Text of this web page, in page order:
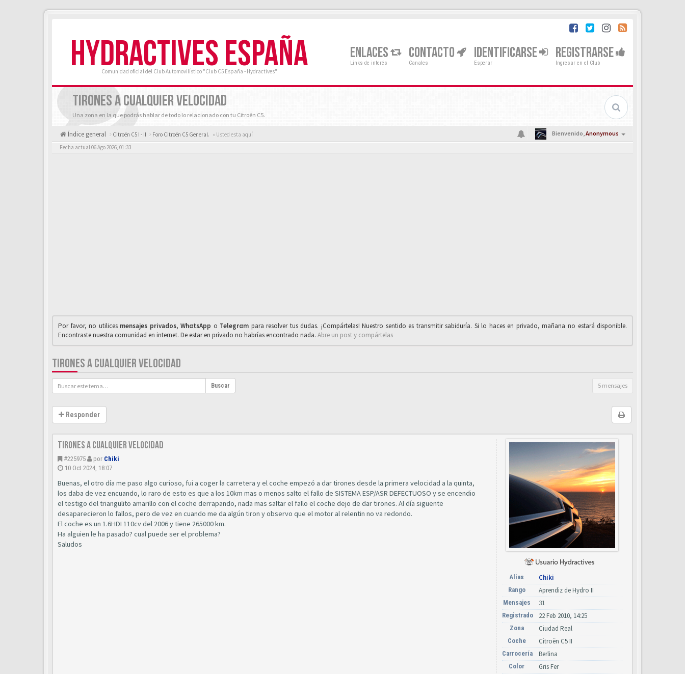
HYDRACTIVES ESPAÑA
Comunidad oficial del Club Automovilístico "Club C5 España - Hydractives"
ENLACES
Links de interés
CONTACTO
Canales
IDENTIFICARSE
Esperar
REGISTRARSE
Ingresar en el Club
TIRONES A CUALQUIER VELOCIDAD
Una zona en la que podrás hablar de todo lo relacionado con tu Citroën C5.
Índice general Citroën C5 I - II Foro Citroën C5 General. « Usted esta aquí Bienvenido,Anonymous
Fecha actual 06 Ago 2026, 01:33
Por favor, no utilices mensajes privados,WhαtsApp o Telegrαm para resolver tus dudas. ¡Compártelas! Nuestro sentido es transmitir sabiduría. Si lo haces en privado, mañana no estará disponible.
Encontraste nuestra comunidad en internet. De estar en privado no habrías encontrado nada. Abre un post y compártelas
TIRONES A CUALQUIER VELOCIDAD
Buscar 5 mensajes
Responder
Tirones a cualquier velocidad
#225975 por Chiki
10 Oct 2024, 18:07
Buenas, el otro día me paso algo curioso, fui a coger la carretera y el coche empezó a dar tirones desde la primera velocidad a la quinta,
los daba de vez encuando, lo raro de esto es que a los 10km mas o menos salto el fallo de SISTEMA ESP/ASR DEFECTUOSO y se encendio
el testigo del triangulito amarillo con el coche derrapando, nada mas saltar el fallo el coche dejo de dar tirones. Al día siguente
desaparecieron lo fallos, pero de vez en cuando me da algún tiron y observo que el motor al relentin no va redondo.
El coche es un 1.6HDI 110cv del 2006 y tiene 265000 km.
Ha alguien le ha pasado? cual puede ser el problema?
Saludos
Alias Chiki
Rango Aprendiz de Hydro II
Mensajes 31
Registrado 22 Feb 2010, 14:25
Zona Ciudad Real
Coche Citroën C5 II
Carrocería Berlina
Color Gris Fer